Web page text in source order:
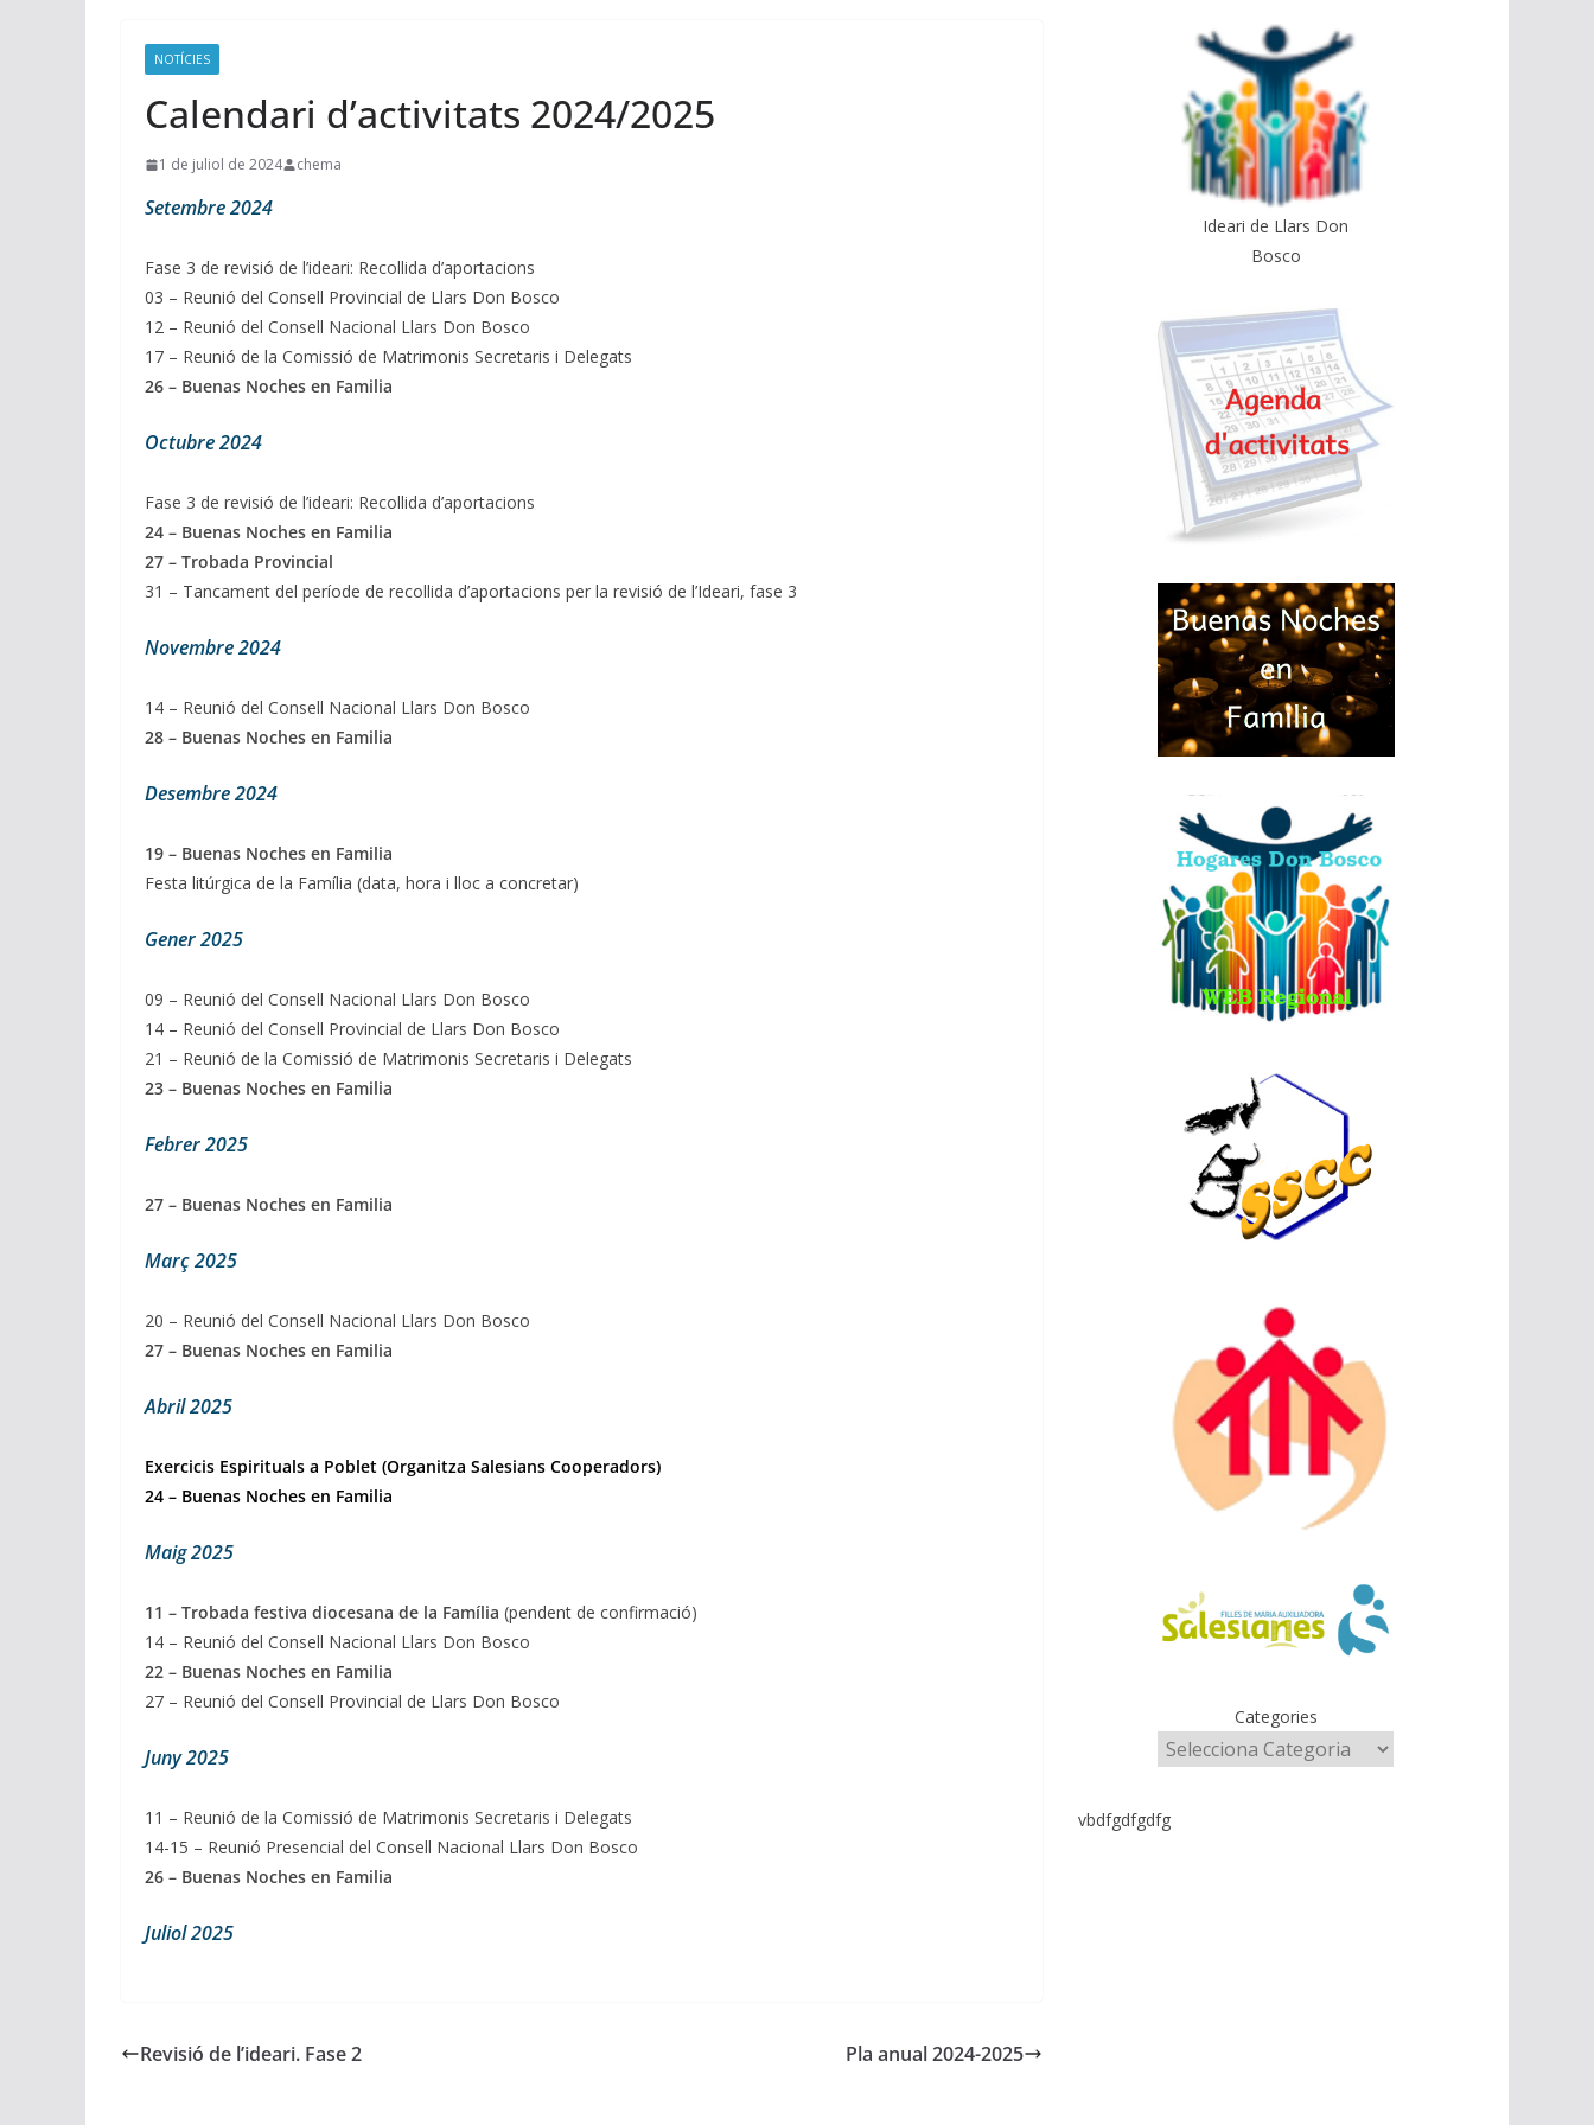
NOTÍCIES
Calendari d’activitats 2024/2025
1 de juliol de 2024 chema
Setembre 2024
Fase 3 de revisió de l’ideari: Recollida d’aportacions
03 – Reunió del Consell Provincial de Llars Don Bosco
12 – Reunió del Consell Nacional Llars Don Bosco
17 – Reunió de la Comissió de Matrimonis Secretaris i Delegats
26 – Buenas Noches en Familia
Octubre 2024
Fase 3 de revisió de l’ideari: Recollida d’aportacions
24 – Buenas Noches en Familia
27 – Trobada Provincial
31 – Tancament del període de recollida d’aportacions per la revisió de l’Ideari, fase 3
Novembre 2024
14 – Reunió del Consell Nacional Llars Don Bosco
28 – Buenas Noches en Familia
Desembre 2024
19 – Buenas Noches en Familia
Festa litúrgica de la Família (data, hora i lloc a concretar)
Gener 2025
09 – Reunió del Consell Nacional Llars Don Bosco
14 – Reunió del Consell Provincial de Llars Don Bosco
21 – Reunió de la Comissió de Matrimonis Secretaris i Delegats
23 – Buenas Noches en Familia
Febrer 2025
27 – Buenas Noches en Familia
Març 2025
20 – Reunió del Consell Nacional Llars Don Bosco
27 – Buenas Noches en Familia
Abril 2025
Exercicis Espirituals a Poblet (Organitza Salesians Cooperadors)
24 – Buenas Noches en Familia
Maig 2025
11 – Trobada festiva diocesana de la Família (pendent de confirmació)
14 – Reunió del Consell Nacional Llars Don Bosco
22 – Buenas Noches en Familia
27 – Reunió del Consell Provincial de Llars Don Bosco
Juny 2025
11 – Reunió de la Comissió de Matrimonis Secretaris i Delegats
14-15 – Reunió Presencial del Consell Nacional Llars Don Bosco
26 – Buenas Noches en Familia
Juliol 2025
Revisió de l’ideari. Fase 2 Pla anual 2024-2025
Ideari de Llars Don
Bosco
Categories
vbdfgdfgdfg